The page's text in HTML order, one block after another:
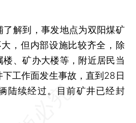
解到，事发地点为双阳煤矿
，但内部设施比较齐全，除
、矿办大楼等，附近居民当
工作面发生事故，直到28日
陆续经过。目前矿井已经封